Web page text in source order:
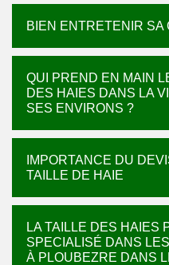
BIEN ENTRETENIR SA
QUI PREND EN MAIN
DES HAIES DANS LA
SES ENVIRONS ?
IMPORTANCE DU
TAILLE DE HAIE
LA TAILLE DES HAIES
SPECIALISÉ DANS
À PLOUBEZRE DANS